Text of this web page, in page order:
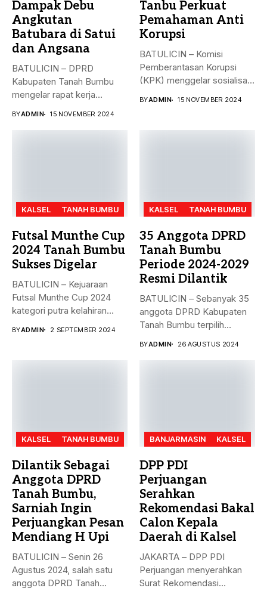
Dampak Debu
Angkutan
Batubara di Satui
dan Angsana
BATULICIN – DPRD
Kabupaten Tanah Bumbu
mengelar rapat kerja
BYADMIN 15 NOVEMBER 2024
Tanbu Perkuat
Pemahaman Anti
Korupsi
BATULICIN – Komisi
Pemberantasan Korupsi
(KPK) menggelar sosialisasi
BYADMIN 15 NOVEMBER 2024
KALSEL TANAH BUMBU
Futsal Munthe Cup
2024 Tanah Bumbu
Sukses Digelar
BATULICIN – Kejuaraan
Futsal Munthe Cup 2024
kategori putra kelahiran
BYADMIN 2 SEPTEMBER 2024
KALSEL TANAH BUMBU
35 Anggota DPRD
Tanah Bumbu
Periode 2024-2029
Resmi Dilantik
BATULICIN – Sebanyak 35
anggota DPRD Kabupaten
Tanah Bumbu terpilih
BYADMIN 26 AGUSTUS 2024
KALSEL TANAH BUMBU
Dilantik Sebagai
Anggota DPRD
Tanah Bumbu,
Sarniah Ingin
Perjuangkan Pesan
Mendiang H Upi
BATULICIN – Senin 26
Agustus 2024, salah satu
anggota DPRD Tanah
BANJARMASIN KALSEL
DPP PDI
Perjuangan
Serahkan
Rekomendasi Bakal
Calon Kepala
Daerah di Kalsel
JAKARTA – DPP PDI
Perjuangan menyerahkan
Surat Rekomendasi